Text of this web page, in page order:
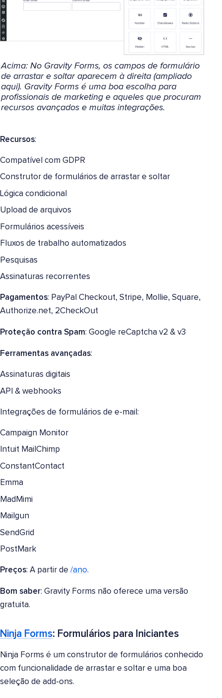
Acima: No Gravity Forms, os campos de formulário
de arrastar e soltar aparecem à direita (ampliado
aqui). Gravity Forms é uma boa escolha para
profissionais de marketing e aqueles que procuram
recursos avançados e muitas integrações.
Recursos:
Compatível com GDPR
Construtor de formulários de arrastar e soltar
Lógica condicional
Upload de arquivos
Formulários acessíveis
Fluxos de trabalho automatizados
Pesquisas
Assinaturas recorrentes
Pagamentos: PayPal Checkout, Stripe, Mollie, Square,
Authorize.net, 2CheckOut
Proteção contra Spam: Google reCaptcha v2 & v3
Ferramentas avançadas:
Assinaturas digitais
API & webhooks
Integrações de formulários de e-mail:
Campaign Monitor
Intuit MailChimp
ConstantContact
Emma
MadMimi
Mailgun
SendGrid
PostMark
Preços: A partir de /ano.
Bom saber: Gravity Forms não oferece uma versão
gratuita.
Ninja Forms: Formulários para Iniciantes
Ninja Forms é um construtor de formulários conhecido
com funcionalidade de arrastar e soltar e uma boa
seleção de add-ons.